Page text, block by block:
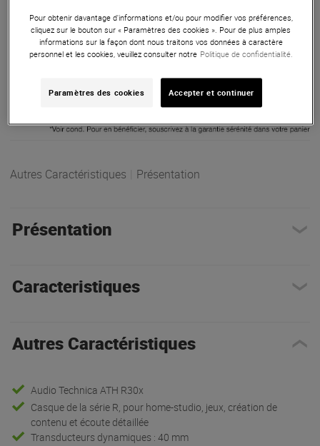
ARTICLE N° 108539
Autres Caractéristiques Présentation
Présentation
Caracteristiques
Autres Caractéristiques
Audio Technica ATH R30x
Casque de la série R, pour home-studio, jeux, création de
contenu et écoute détaillée
Transducteurs dynamiques : 40 mm
Pour obtenir davantage d'informations et/ou pour modifier vos préférences,
cliquez sur le bouton sur « Paramètres des cookies ». Pour de plus amples
informations sur la façon dont nous traitons vos données à caractère
personnel et les cookies, veuillez consulter notre Politique de confidentialité.
Paramètres des cookies Accepter et continuer